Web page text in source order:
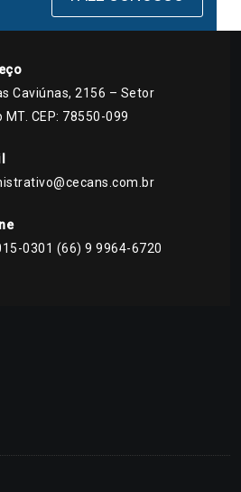
Caviúnas, 2156 – Setor
CEP: 78550-099
0301 (66) 9 9964-6720